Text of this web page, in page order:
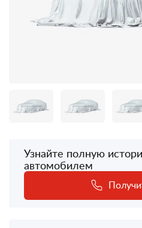
Узнайте полную
автомобилем